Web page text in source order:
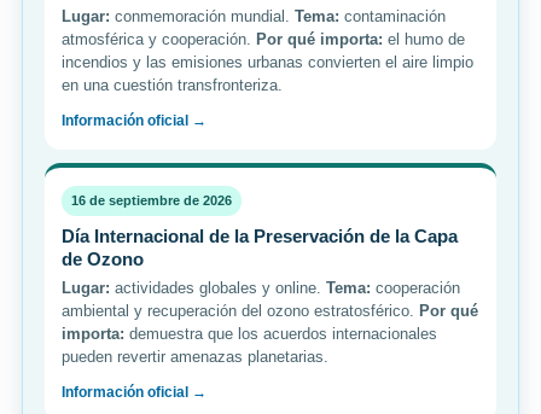
Lugar: conmemoración mundial. Tema: contaminación
atmosférica y cooperación. Por qué importa: el humo de
incendios y las emisiones urbanas convierten el aire limpio
en una cuestión transfronteriza.
Información oficial →
16 de septiembre de 2026
Día Internacional de la Preservación de la Capa
de Ozono
Lugar: actividades globales y online. Tema: cooperación
ambiental y recuperación del ozono estratosférico. Por qué
importa: demuestra que los acuerdos internacionales
pueden revertir amenazas planetarias.
Información oficial →